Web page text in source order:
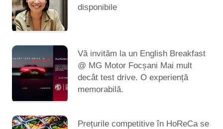
disponibile
Vă invităm la un English Breakfast
@ MG Motor Focșani Mai mult
decât test drive. O experiență
memorabilă.
Prețurile competitive în HoReCa se